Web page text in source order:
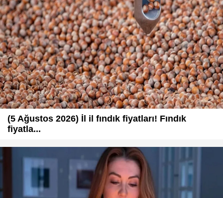
(5 Ağustos 2026) İl il fındık fiyatları! Fındık
fiyatla...